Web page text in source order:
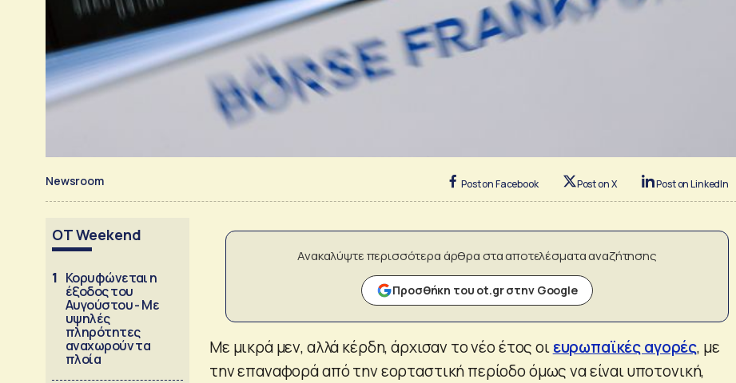
Newsroom Post on Facebook Post on X Post on LinkedIn
OT Weekend
1 Κορυφώνεται η
έξοδος του
Αυγούστου - Με
υψηλές
πληρότητες
αναχωρούν τα
πλοία
Ανακαλύψτε περισσότερα άρθρα στα αποτελέσματα αναζήτησης
Προσθήκη του ot.gr στην Google
Με μικρά μεν, αλλά κέρδη, άρχισαν το νέο έτος οιευρωπαϊκές αγορές, με
την επαναφορά από την εορταστική περίοδο όμως να είναι υποτονική,